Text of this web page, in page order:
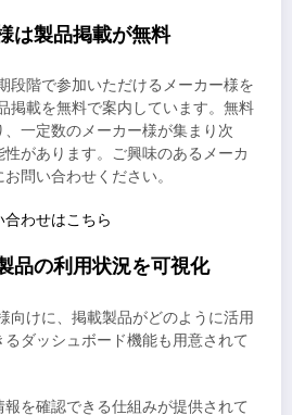
は製品掲載が無料
段階で参加いただけるメーカー様を
掲載を無料で案内しています。無料
一定数のメーカー様が集まり次
があります。ご興味のあるメーカ
問い合わせください。
合わせはこちら
品の利用状況を可視化
向けに、掲載製品がどのように活用
ダッシュボード機能も用意されて
を確認できる仕組みが提供されて